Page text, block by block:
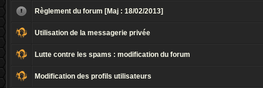
Règlement du forum [Maj : 18/02/2013]
Utilisation de la messagerie privée
Lutte contre les spams : modification du forum
Modification des profils utilisateurs